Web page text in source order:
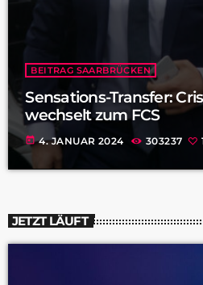
BEITRAG SAARBRÜCKEN
Sensations-Transfer:
wechselt zum FCS
today 4. JANUAR 2024 303237
JETZT LÄUFT